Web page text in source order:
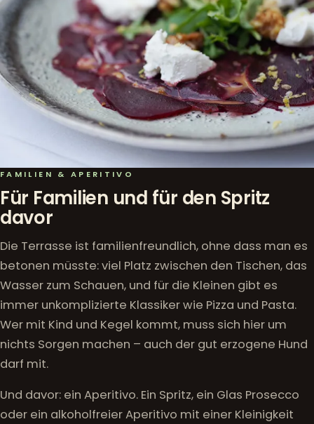
FAMILIEN & APERITIVO
Für Familien und für den Spritz
davor
Die Terrasse ist familienfreundlich, ohne dass man es
betonen müsste: viel Platz zwischen den Tischen, das
Wasser zum Schauen, und für die Kleinen gibt es
immer unkomplizierte Klassiker wie Pizza und Pasta.
Wer mit Kind und Kegel kommt, muss sich hier um
nichts Sorgen machen – auch der gut erzogene Hund
darf mit.
Und davor: ein Aperitivo. Ein Spritz, ein Glas Prosecco
oder ein alkoholfreier Aperitivo mit einer Kleinigkeit